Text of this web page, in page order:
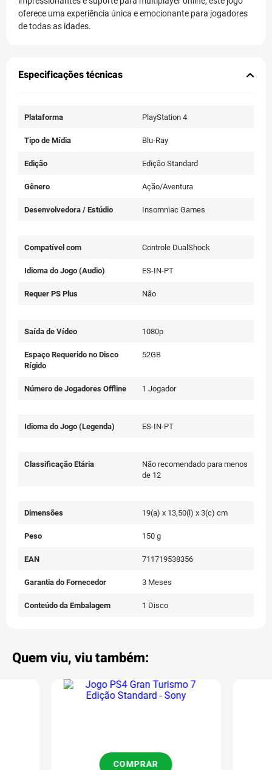
oferece uma experiência única e emocionante para jogadores
de todas as idades.
Especificações técnicas
Plataforma PlayStation 4
Tipo de Mídia Blu-Ray
Edição Edição Standard
Gênero Ação/Aventura
Desenvolvedora / Estúdio Insomniac Games
Compatível com Controle DualShock
Idioma do Jogo (Audio) ES-IN-PT
Requer PS Plus Não
Saída de Vídeo 1080p
Espaço Requerido no Disco
Rígido
52GB
Número de Jogadores Offline 1 Jogador
Idioma do Jogo (Legenda) ES-IN-PT
Classificação Etária
Não recomendado para menos
de 12
Dimensões 19(a) x 13,50(l) x 3(c) cm
Peso 150 g
EAN 711719538356
Garantia do Fornecedor 3 Meses
Conteúdo da Embalagem 1 Disco
Quem viu, viu também:
COMPRAR